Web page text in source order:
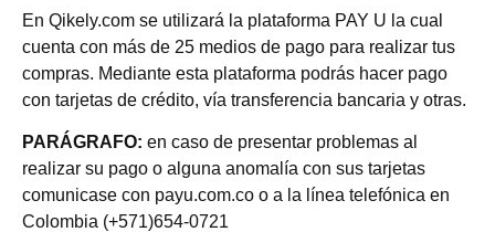
En Qikely.com se utilizará la plataforma PAY U la cual
cuenta con más de 25 medios de pago para realizar tus
compras. Mediante esta plataforma podrás hacer pago
con tarjetas de crédito, vía transferencia bancaria y otras.
PARÁGRAFO: en caso de presentar problemas al
realizar su pago o alguna anomalía con sus tarjetas
comunicase con payu.com.co o a la línea telefónica en
Colombia (+571)654-0721